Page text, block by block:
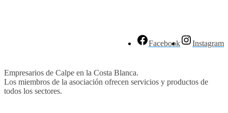
Facebook Instagram
Empresarios de Calpe en la Costa Blanca.
Los miembros de la asociación ofrecen servicios y productos de
todos los sectores.